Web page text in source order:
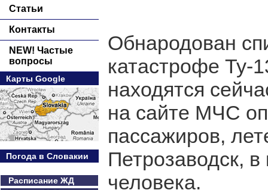
Статьи
Контакты
NEW! Частые
вопросы
Карты Google
Погода в Словакии
Расписание ЖД
Обнародован
катастрофе Ту-
находятся
на сайте МЧС
пассажиров,
Петрозаводск, в
человека.